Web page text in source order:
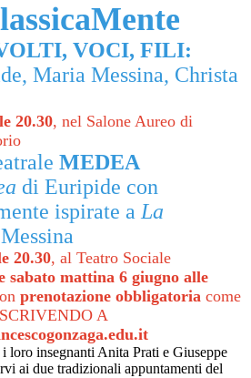
VOCI, FILI:
Maria Messina, Christa
20.30, nel Salone Aureo di
MEDEA
di Euripide con
ispirate a La
20.30, al Teatro Sociale
sabato mattina 6 giugno alle
prenotazione obbligatoria come
A
loro insegnanti Anita Prati e Giuseppe
ai due tradizionali appuntamenti del